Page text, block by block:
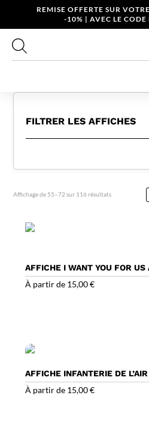
REMISE OFFERTE SUR
-10% | AVEC LE
FILTRER LES AFFICHES
Affichage de 55–72 sur 116 résultats
AFFICHE I WANT YOU FOR US
À partir de 15,00€
AFFICHE INFANTERIE DE L’AIR
À partir de 15,00€